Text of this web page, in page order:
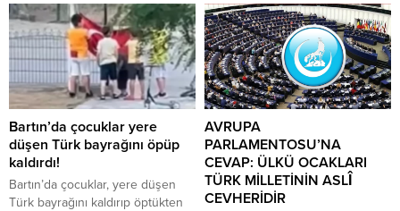
Bartın’da çocuklar yere
düşen Türk bayrağını öpüp
kaldırdı!
Bartın’da çocuklar, yere düşen
Türk bayrağını kaldırıp öptükten
AVRUPA
PARLAMENTOSU’NA
CEVAP: ÜLKÜ OCAKLARI
TÜRK MİLLETİNİN ASLÎ
CEVHERİDİR